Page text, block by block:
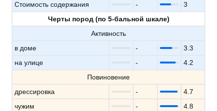
Стоимость содержания
-
3
Черты пород (по 5-бальной шкале)
Активность
в доме
-
3.3
на улице
-
4.2
Повиновение
дрессировка
-
4.7
чужим
-
4.8